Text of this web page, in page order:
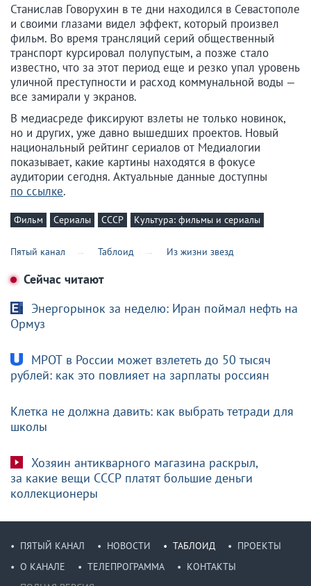
Станислав Говорухин в те дни находился в Севастополе
и своими глазами видел эффект, который произвел
фильм. Во время трансляций серий общественный
транспорт курсировал полупустым, а позже стало
известно, что за этот период еще и резко упал уровень
уличной преступности и расход коммунальной воды —
все замирали у экранов.
В медиасреде фиксируют взлеты не только новинок,
но и других, уже давно вышедших проектов. Новый
национальный рейтинг сериалов от Медиалогии
показывает, какие картины находятся в фокусе
аудитории сегодня. Актуальные данные доступны
по ссылке.
Фильм Сериалы СССР Культура: фильмы и сериалы
Пятый канал Таблоид Из жизни звезд
Сейчас читают
Энергорынок за неделю: Иран поймал нефть на
Ормуз
МРОТ в России может взлететь до 50 тысяч
рублей: как это повлияет на зарплаты россиян
Клетка не должна давить: как выбрать тетради для
школы
Хозяин антикварного магазина раскрыл,
за какие вещи СССР платят большие деньги
коллекционеры
ПЯТЫЙ КАНАЛ НОВОСТИ ТАБЛОИД
ПРОЕКТЫ
О КАНАЛЕ
ТЕЛЕПРОГРАММА
КОНТАКТЫ